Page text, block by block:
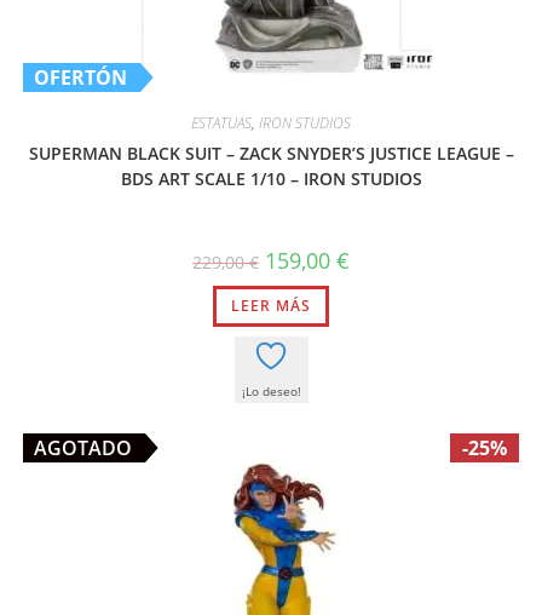
OFERTÓN
ESTATUAS, IRON STUDIOS
SUPERMAN BLACK SUIT – ZACK SNYDER’S JUSTICE LEAGUE –
BDS ART SCALE 1/10 – IRON STUDIOS
229,00€ El
precio
original
era:
229,00 €.
159,00 €
LEER MÁS
¡Lo deseo!
-25%
AGOTADO